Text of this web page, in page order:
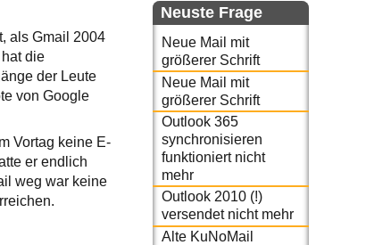
als Gmail 2004
die
der Leute
von Google
Vortag keine E-
er endlich
weg war keine
Neuste Frage
Neue Mail mit
größerer Schrift
Neue Mail mit
größerer Schrift
Outlook 365
synchronisieren
funktioniert nicht
mehr
Outlook 2010 (!)
versendet nicht mehr
Alte KuNoMail